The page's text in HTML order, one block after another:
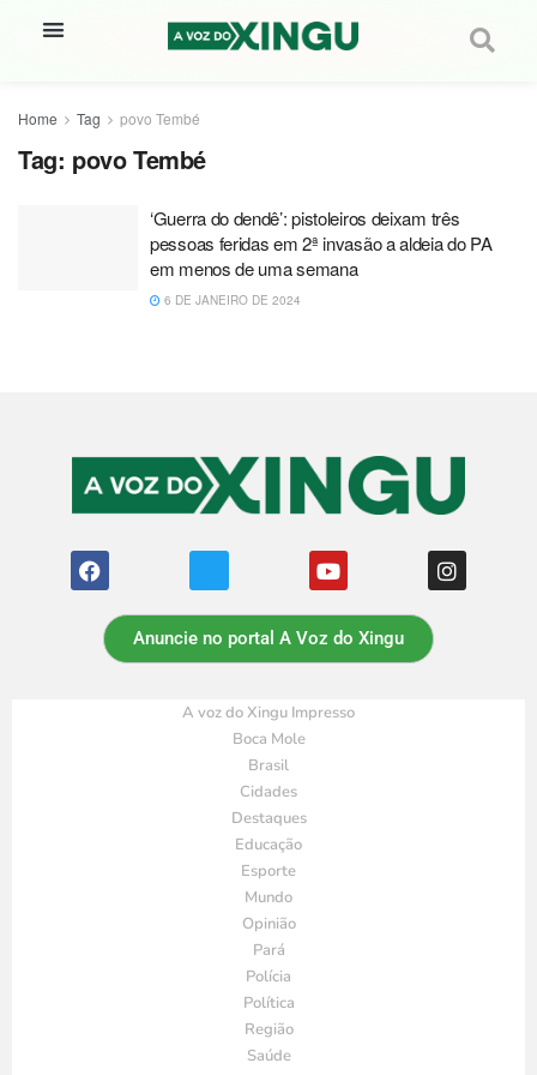
Home Tag povo Tembé
Tag: povo Tembé
‘Guerra do dendê’: pistoleiros deixam três
pessoas feridas em 2ª invasão a aldeia do PA
em menos de uma semana
6 DE JANEIRO DE 2024
Anuncie no portal A Voz do Xingu
A voz do Xingu Impresso
Boca Mole
Brasil
Cidades
Destaques
Educação
Esporte
Mundo
Opinião
Pará
Polícia
Política
Região
Saúde